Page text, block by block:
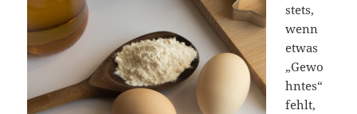
stets,
wenn
etwas
„Gewo
hntes“
fehlt,